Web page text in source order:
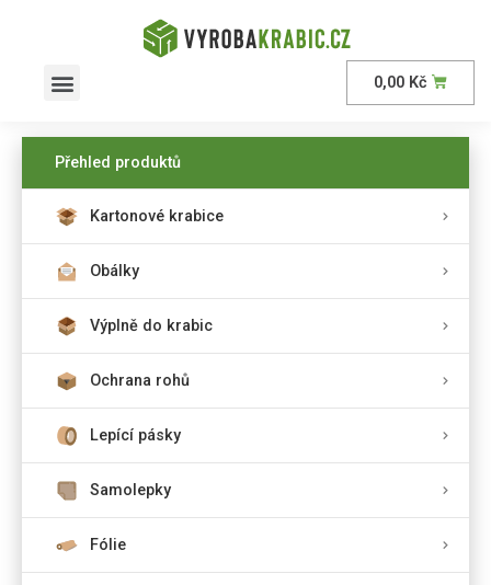
0,00 Kč
Přehled produktů
Kartonové krabice
Obálky
Výplně do krabic
Ochrana rohů
Lepící pásky
Samolepky
Fólie